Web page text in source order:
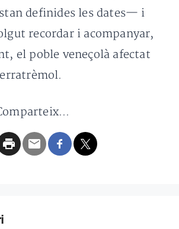
definides les dates— i
recordar i acompanyar,
el poble veneçolà afectat